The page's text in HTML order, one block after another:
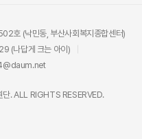
호 (낙민동, 부산사회복지종합센터)
(나답게 크는 아이)
. ALL RIGHTS RESERVED.